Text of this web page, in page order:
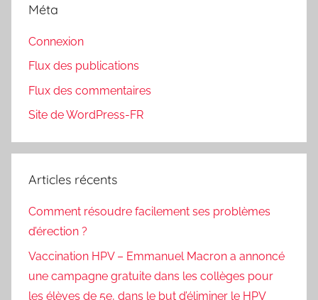
Méta
Connexion
Flux des publications
Flux des commentaires
Site de WordPress-FR
Articles récents
Comment résoudre facilement ses problèmes
d’érection ?
Vaccination HPV – Emmanuel Macron a annoncé
une campagne gratuite dans les collèges pour
les élèves de 5e, dans le but d’éliminer le HPV